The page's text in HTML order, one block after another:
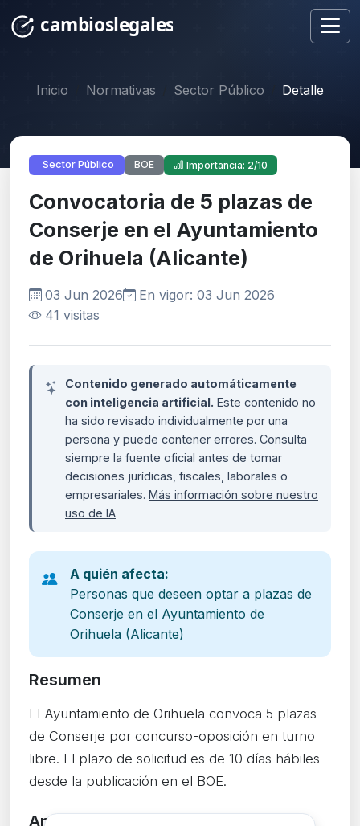
Inicio Normativas Sector Público Detalle
Sector Público BOE Importancia: 2/10
Convocatoria de 5 plazas de
Conserje en el Ayuntamiento
de Orihuela (Alicante)
03 Jun 2026
En vigor: 03 Jun 2026
41 visitas
Contenido generado automáticamente
con inteligencia artificial. Este contenido no
ha sido revisado individualmente por una
persona y puede contener errores. Consulta
siempre la fuente oficial antes de tomar
decisiones jurídicas, fiscales, laborales o
empresariales. Más información sobre nuestro
uso de IA
A quién afecta:
Personas que deseen optar a plazas de
Conserje en el Ayuntamiento de
Orihuela (Alicante)
Resumen
El Ayuntamiento de Orihuela convoca 5 plazas
de Conserje por concurso-oposición en turno
libre. El plazo de solicitud es de 10 días hábiles
desde la publicación en el BOE.
Análisis detallado